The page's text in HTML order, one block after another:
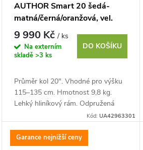
AUTHOR Smart 20 šedá-
matná/černá/oranžová, vel.
10"
9 990 Kč/ ks
Na externím
skladě >3 ks
DO KOŠÍKU
Průměr kol 20". Vhodné pro výšku
115–135 cm. Hmotnost 9,8 kg.
Lehký hliníkový rám. Odpružená
vidlice ZOOM. Komponenty
Kód:UA42963301
Garance nejnižší ceny